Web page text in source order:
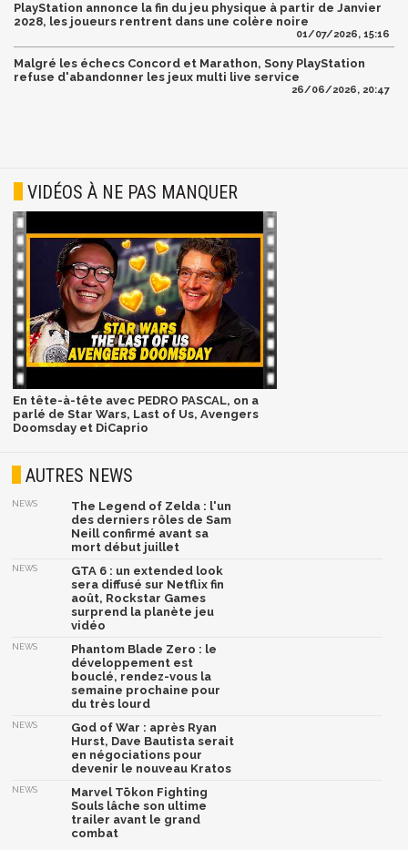
PlayStation annonce la fin du jeu physique à partir de Janvier
2028, les joueurs rentrent dans une colère noire
01/07/2026, 15:16
Malgré les échecs Concord et Marathon, Sony PlayStation
refuse d'abandonner les jeux multi live service
26/06/2026, 20:47
VIDÉOS À NE PAS MANQUER
En tête-à-tête avec PEDRO PASCAL, on a
parlé de Star Wars, Last of Us, Avengers
Doomsday et DiCaprio
AUTRES NEWS
NEWS
The Legend of Zelda : l'un
des derniers rôles de Sam
Neill confirmé avant sa
mort début juillet
NEWS
GTA 6 : un extended look
sera diffusé sur Netflix fin
août, Rockstar Games
surprend la planète jeu
vidéo
NEWS
Phantom Blade Zero : le
développement est
bouclé, rendez-vous la
semaine prochaine pour
du très lourd
NEWS
God of War : après Ryan
Hurst, Dave Bautista serait
en négociations pour
devenir le nouveau Kratos
NEWS
Marvel Tōkon Fighting
Souls lâche son ultime
trailer avant le grand
combat